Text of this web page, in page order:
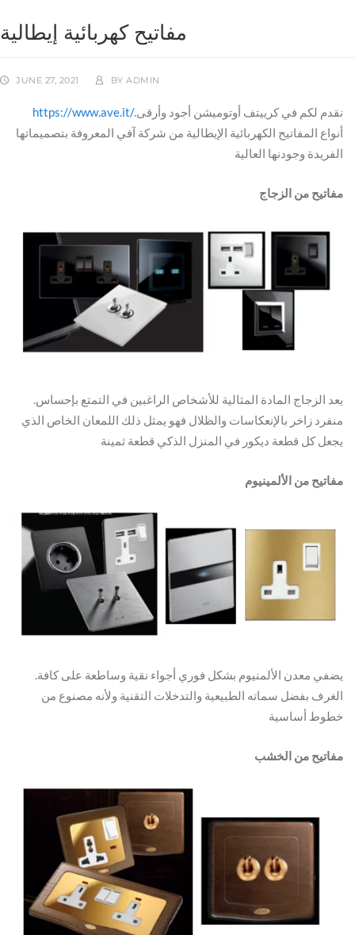
مفاتيح كهربائية إيطالية
JUNE 27, 2021 BY ADMIN
https://www.ave.it/.نقدم لكم في كرييتف أوتوميشن أجود وأرقى
أنواع المفاتيح الكهربائية الإيطالية من شركة آفي المعروفة بتصميماتها
الفريدة وجودنها العالية
مفاتيح من الزجاج
.يعد الزجاج المادة المثالية للأشخاص الراغبين في التمتع بإحساس
منفرد زاخر بالإنعكاسات والظلال فهو يمثل ذلك اللمعان الخاص الذي
يجعل كل قطعة ديكور في المنزل الذكي قطعة ثمينة
مفاتيح من الألمينيوم
الغرف بفضل سماته الطبيعية والتدخلات التقنية ولأنه مصنوع من
خطوط أساسية
مفاتيح من الخشب